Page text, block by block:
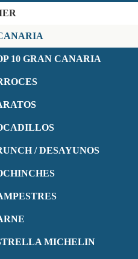
10 GRAN CANARIA
/ DESAYUNOS
MICHELIN